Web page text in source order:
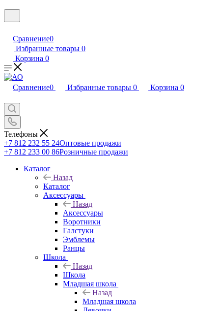
Сравнение0
Избранные товары 0
Корзина 0
Сравнение0 Избранные товары 0 Корзина 0
Телефоны
+7 812 232 55 24Оптовые продажи
+7 812 233 00 86Розничные продажи
Каталог
Назад
Каталог
Аксессуары
Назад
Аксессуары
Воротники
Галстуки
Эмблемы
Ранцы
Школа
Назад
Школа
Младшая школа
Назад
Младшая школа